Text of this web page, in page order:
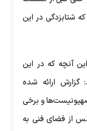
شتابزدگی در این
آنچه که در این
ارائه شده
و برخی
از فضای فنی به